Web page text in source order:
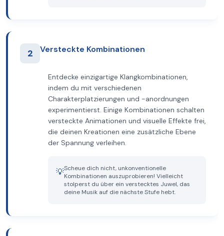
2 Versteckte Kombinationen
Entdecke einzigartige Klangkombinationen,
indem du mit verschiedenen
Charakterplatzierungen und -anordnungen
experimentierst. Einige Kombinationen schalten
versteckte Animationen und visuelle Effekte frei,
die deinen Kreationen eine zusätzliche Ebene
der Spannung verleihen.
💡Scheue dich nicht, unkonventionelle
Kombinationen auszuprobieren! Vielleicht
stolperst du über ein verstecktes Juwel, das
deine Musik auf die nächste Stufe hebt.